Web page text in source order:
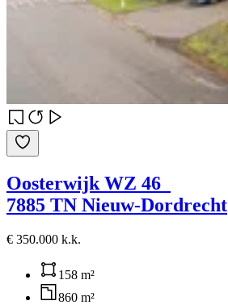
Oosterwijk WZ 46
7885 TN Nieuw-Dordrecht
€ 350.000 k.k.
158 m²
860 m²